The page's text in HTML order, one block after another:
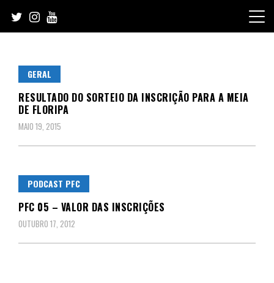
content
GERAL
RESULTADO DO SORTEIO DA INSCRIÇÃO PARA A MEIA
DE FLORIPA
MAIO 19, 2015
PODCAST PFC
PFC 05 – VALOR DAS INSCRIÇÕES
OUTUBRO 17, 2012